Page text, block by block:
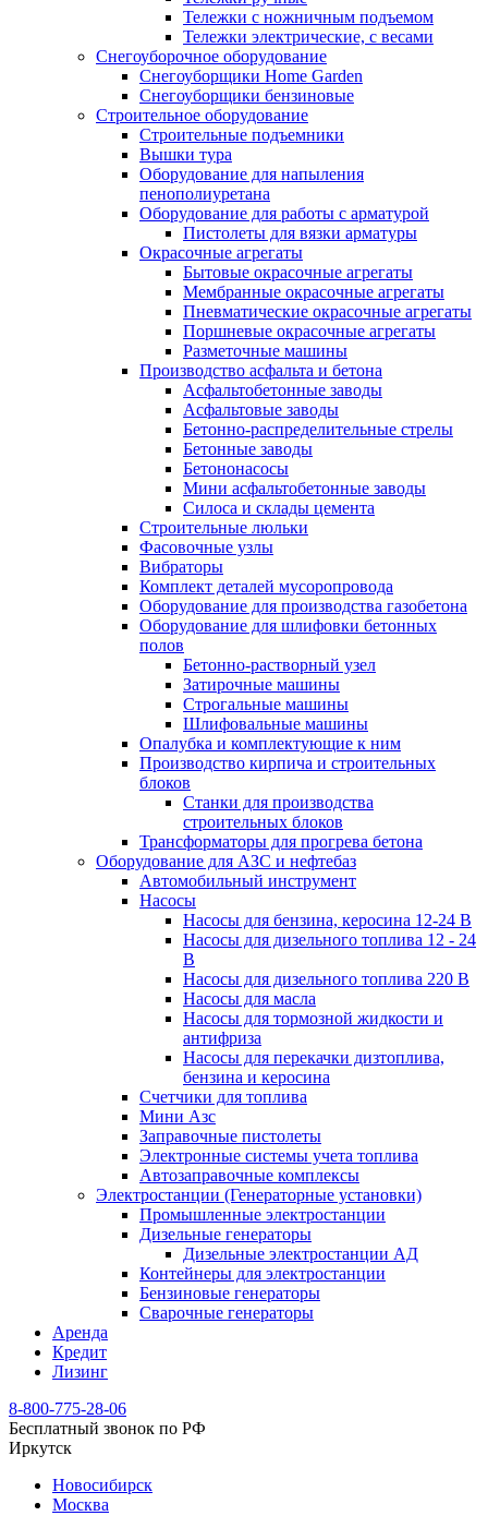
Тележки с ножничным подъемом
Тележки электрические, с весами
Снегоуборочное оборудование
Снегоуборщики Home Garden
Снегоуборщики бензиновые
Строительное оборудование
Cтроительные подъемники
Вышки тура
Оборудование для напыления
пенополиуретана
Оборудование для работы с арматурой
Пистолеты для вязки арматуры
Окрасочные агрегаты
Бытовые окрасочные агрегаты
Мембранные окрасочные агрегаты
Пневматические окрасочные агрегаты
Поршневые окрасочные агрегаты
Разметочные машины
Производство асфальта и бетона
Асфальтобетонные заводы
Асфальтовые заводы
Бетонно-распределительные стрелы
Бетонные заводы
Бетононасосы
Мини асфальтобетонные заводы
Силоса и склады цемента
Строительные люльки
Фасовочные узлы
Вибраторы
Комплект деталей мусоропровода
Оборудование для производства газобетона
Оборудование для шлифовки бетонных
полов
Бетонно-растворный узел
Затирочные машины
Строгальные машины
Шлифовальные машины
Опалубка и комплектующие к ним
Производство кирпича и строительных
блоков
Cтанки для производства
строительных блоков
Трансформаторы для прогрева бетона
Оборудование для АЗС и нефтебаз
Автомобильный инструмент
Насосы
Насосы для бензина, керосина 12-24 В
Насосы для дизельного топлива 12 - 24
В
Насосы для дизельного топлива 220 В
Насосы для масла
Насосы для тормозной жидкости и
антифриза
Насосы для перекачки дизтоплива,
бензина и керосина
Счетчики для топлива
Мини Азс
Заправочные пистолеты
Электронные системы учета топлива
Автозаправочные комплексы
Электростанции (Генераторные установки)
Промышленные электростанции
Дизельные генераторы
Дизельные электростанции АД
Контейнеры для электростанции
Бензиновые генераторы
Сварочные генераторы
Аренда
Кредит
Лизинг
8-800-775-28-06
Бесплатный звонок по РФ
Иркутск
Новосибирск
Москва